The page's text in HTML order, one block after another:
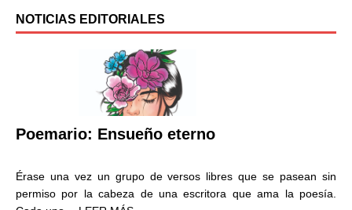
NOTICIAS EDITORIALES
Poemario: Ensueño eterno
Érase una vez un grupo de versos libres que se pasean sin
permiso por la cabeza de una escritora que ama la poesía.